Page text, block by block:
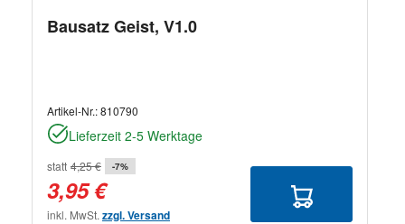
Bausatz Geist, V1.0
Artikel-Nr.:810790
Lieferzeit 2-5 Werktage
statt 4,25 € -7%
3,95 €
inkl. MwSt. zzgl. Versand